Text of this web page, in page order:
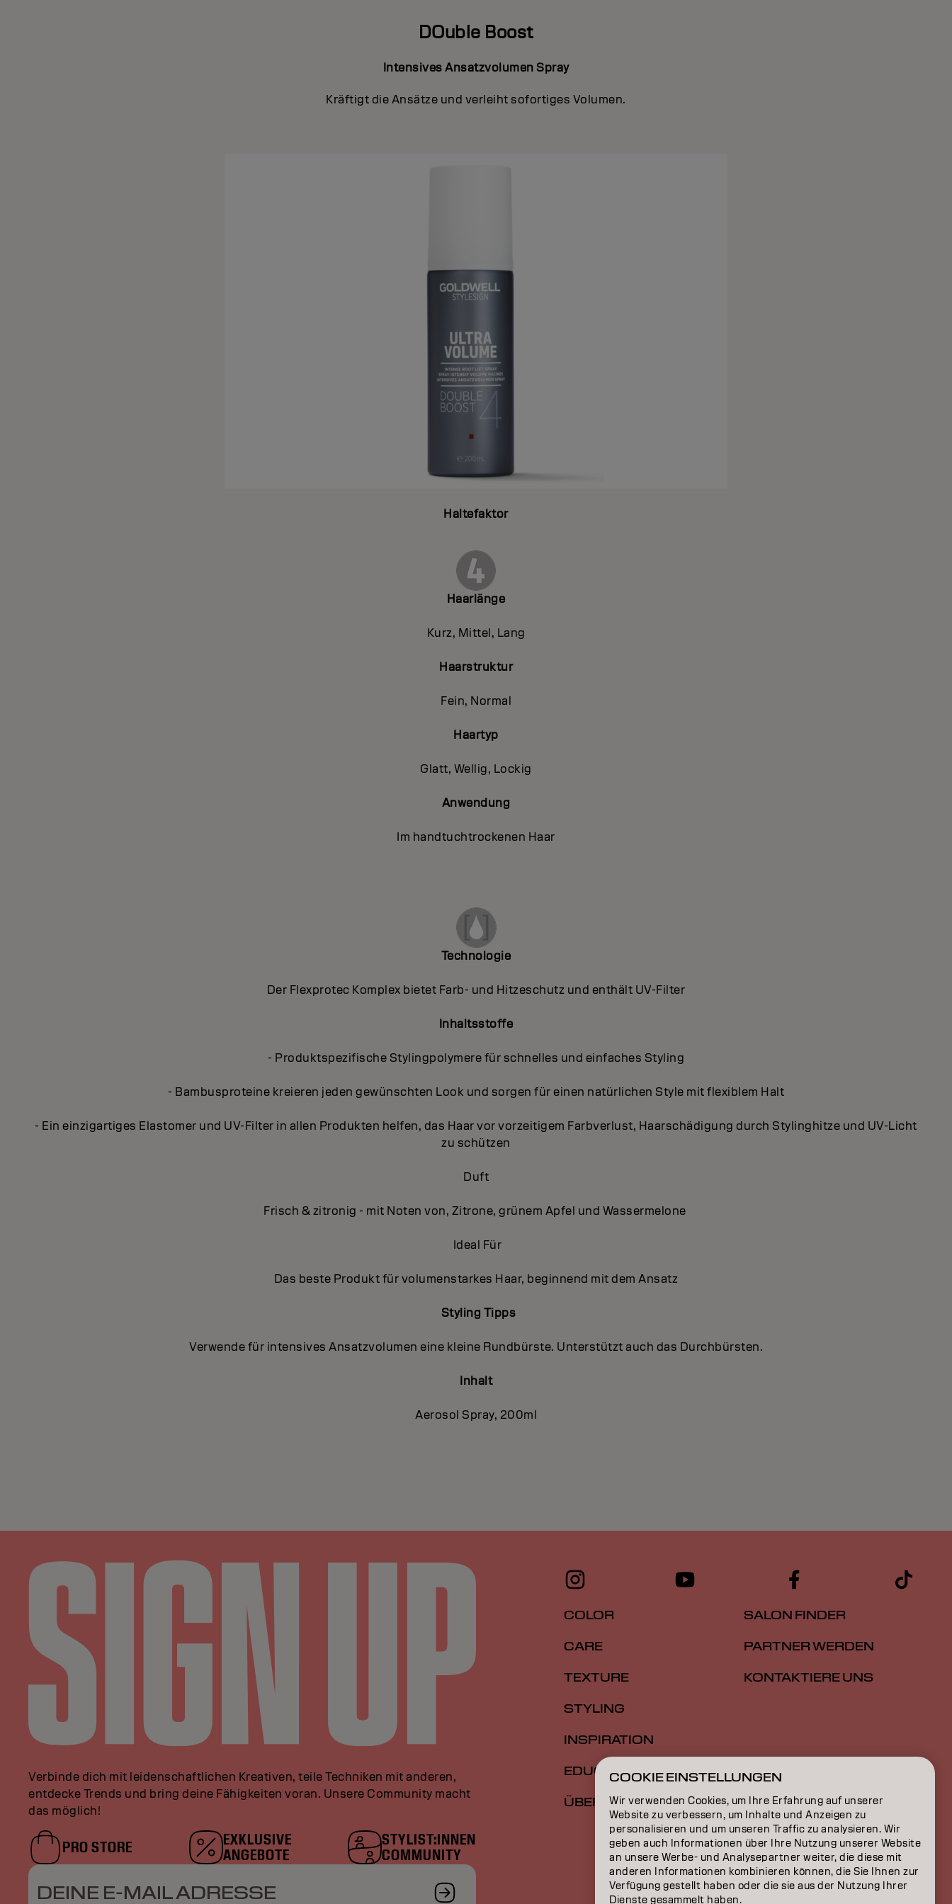
DOuble Boost
Intensives Ansatzvolumen Spray
Kräftigt die Ansätze und verleiht sofortiges Volumen.
Haltefaktor
Haarlänge
Kurz, Mittel, Lang
Haarstruktur
Fein, Normal
Haartyp
Glatt, Wellig, Lockig
Anwendung
Im handtuchtrockenen Haar
Technologie
Der Flexprotec Komplex bietet Farb- und Hitzeschutz und enthält UV-Filter
Inhaltsstoffe
- Produktspezifische Stylingpolymere für schnelles und einfaches Styling
- Bambusproteine kreieren jeden gewünschten Look und sorgen für einen natürlichen Style mit flexiblem Halt
- Ein einzigartiges Elastomer und UV-Filter in allen Produkten helfen, das Haar vor vorzeitigem Farbverlust, Haarschädigung durch Stylinghitze und UV-Licht
zu schützen
Duft
Frisch & zitronig - mit Noten von, Zitrone, grünem Apfel und Wassermelone
Ideal Für
Das beste Produkt für volumenstarkes Haar, beginnend mit dem Ansatz
Styling Tipps
Verwende für intensives Ansatzvolumen eine kleine Rundbürste. Unterstützt auch das Durchbürsten.
Inhalt
Aerosol Spray, 200ml
Verbinde dich mit leidenschaftlichen Kreativen, teile Techniken mit anderen,
entdecke Trends und bring deine Fähigkeiten voran. Unsere Community macht
das möglich!
PRO STORE
EXKLUSIVE
ANGEBOTE
STYLIST:INNEN
COMMUNITY
DEINE E-MAIL ADRESSE
COLOR
CARE
TEXTURE
STYLING
INSPIRATION
EDUCATION
ÜBER
SALON FINDER
PARTNER WERDEN
KONTAKTIERE UNS
COOKIE EINSTELLUNGEN
Wir verwenden Cookies, um Ihre Erfahrung auf unserer
Website zu verbessern, um Inhalte und Anzeigen zu
personalisieren und um unseren Traffic zu analysieren. Wir
geben auch Informationen über Ihre Nutzung unserer Website
an unsere Werbe- und Analysepartner weiter, die diese mit
anderen Informationen kombinieren können, die Sie Ihnen zur
Verfügung gestellt haben oder die sie aus der Nutzung Ihrer
Dienste gesammelt haben.